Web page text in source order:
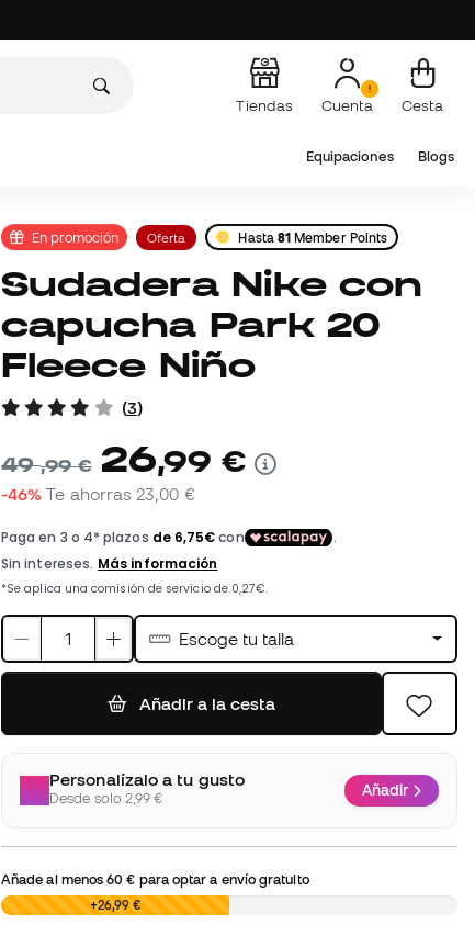
Tiendas Cuenta Cesta
Equipaciones Blogs
En promoción Oferta Hasta 81 Member Points
Sudadera Nike con
capucha Park 20
Fleece Niño
(3)
49,99 € 26,99 €
-46% Te ahorras 23,00 €
Escoge tu talla
Añadir a la cesta
Personalízalo a tu gusto
Desde solo 2,99 € Añadir
Añade al menos60 € para optar a envío gratuito
0,00 € +26,99 €